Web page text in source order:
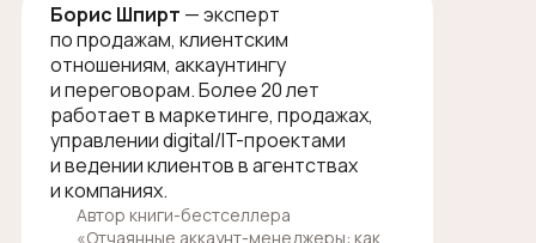
Борис Шпирт — эксперт
по продажам, клиентским
отношениям, аккаунтингу
и переговорам. Более 20 лет
работает в маркетинге, продажах,
управлении digital/IT-проектами
и ведении клиентов в агентствах
и компаниях.
Автор книги-бестселлера
«Отчаянные аккаунт-менеджеры: как